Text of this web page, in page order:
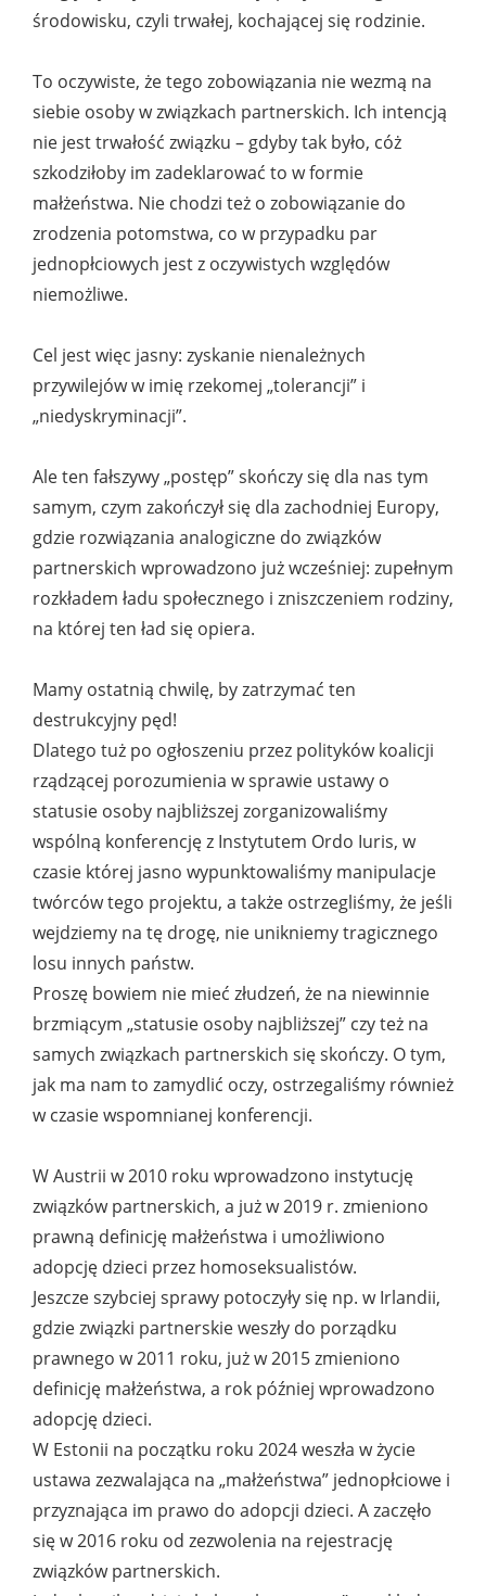
środowisku, czyli trwałej, kochającej się rodzinie.
To oczywiste, że tego zobowiązania nie wezmą na
siebie osoby w związkach partnerskich. Ich intencją
nie jest trwałość związku – gdyby tak było, cóż
szkodziłoby im zadeklarować to w formie
małżeństwa. Nie chodzi też o zobowiązanie do
zrodzenia potomstwa, co w przypadku par
jednopłciowych jest z oczywistych względów
niemożliwe.
Cel jest więc jasny: zyskanie nienależnych
przywilejów w imię rzekomej „tolerancji” i
„niedyskryminacji”.
Ale ten fałszywy „postęp” skończy się dla nas tym
samym, czym zakończył się dla zachodniej Europy,
gdzie rozwiązania analogiczne do związków
partnerskich wprowadzono już wcześniej: zupełnym
rozkładem ładu społecznego i zniszczeniem rodziny,
na której ten ład się opiera.
Mamy ostatnią chwilę, by zatrzymać ten
destrukcyjny pęd!
Dlatego tuż po ogłoszeniu przez polityków koalicji
rządzącej porozumienia w sprawie ustawy o
statusie osoby najbliższej zorganizowaliśmy
wspólną konferencję z Instytutem Ordo Iuris, w
czasie której jasno wypunktowaliśmy manipulacje
twórców tego projektu, a także ostrzegliśmy, że jeśli
wejdziemy na tę drogę, nie unikniemy tragicznego
losu innych państw.
Proszę bowiem nie mieć złudzeń, że na niewinnie
brzmiącym „statusie osoby najbliższej” czy też na
samych związkach partnerskich się skończy. O tym,
jak ma nam to zamydlić oczy, ostrzegaliśmy również
w czasie wspomnianej konferencji.
W Austrii w 2010 roku wprowadzono instytucję
związków partnerskich, a już w 2019 r. zmieniono
prawną definicję małżeństwa i umożliwiono
adopcję dzieci przez homoseksualistów.
Jeszcze szybciej sprawy potoczyły się np. w Irlandii,
gdzie związki partnerskie weszły do porządku
prawnego w 2011 roku, już w 2015 zmieniono
definicję małżeństwa, a rok później wprowadzono
adopcję dzieci.
W Estonii na początku roku 2024 weszła w życie
ustawa zezwalająca na „małżeństwa” jednopłciowe i
przyznająca im prawo do adopcji dzieci. A zaczęło
się w 2016 roku od zezwolenia na rejestrację
związków partnerskich.